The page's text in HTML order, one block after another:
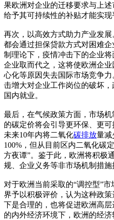
果欧洲对企业的迁移要求与上
给予其可持续性的补贴才能实现
再次，以高效方式助力产业发
都会通过担保贷款方式对困难
制理论下，疫情冲击下的企业
企业取而代之，这将使欧洲企
心化等原因失去国际市场竞争
击增大对企业工作岗位的破坏
国内就业。
最后，在气候政策方面，市场
的碳定价将会引导更环保、更
未来10年内将二氧化碳排放量减
100%，但从目前区内二氧化碳
方夜谭”。鉴于此，欧洲将积极
规、企业义务等非市场机制措施
对于欧洲当前采取的“调控型”
界予以积极评价，认为这种政
下是合理的，也将促进欧洲高
的内外经济环境下，欧洲的经